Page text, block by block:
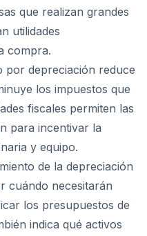
que realizan grandes
utilidades
compra.
por depreciación reduce
los impuestos que
fiscales permiten las
para incentivar la
y equipo.
de la depreciación
cuándo necesitarán
los presupuestos de
indica qué activos